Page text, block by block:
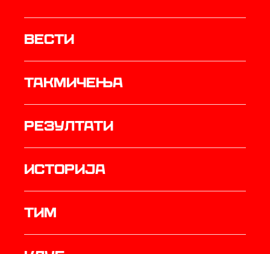
Вести
Такмичења
резултати
историја
ТИМ